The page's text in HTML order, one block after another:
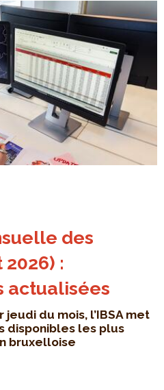
des
:
actualisées
du mois, l’IBSA met
disponibles les plus
bruxelloise